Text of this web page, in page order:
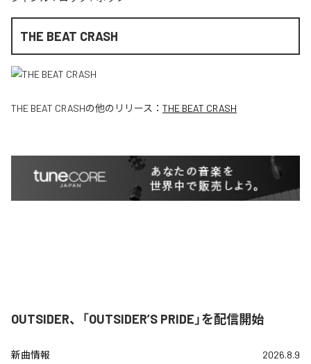
THE BEAT CRASH
THE BEAT CRASHの他のリリース： THE BEAT CRASH
OUTSIDER、「OUTSIDER’S PRIDE」を配信開始
新曲情報 2026.8.9